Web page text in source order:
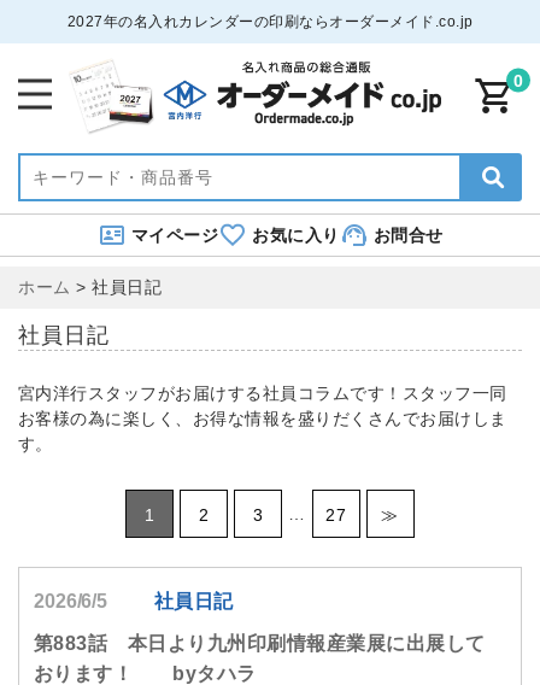
2027年の名入れカレンダーの印刷ならオーダーメイド.co.jp
0
マイページ お気に入り お問合せ
ホーム > 社員日記
社員日記
宮内洋行スタッフがお届けする社員コラムです！スタッフ一同
お客様の為に楽しく、お得な情報を盛りだくさんでお届けしま
す。
1 2 3 … 27 ≫
2026/6/5 社員日記
第883話 本日より九州印刷情報産業展に出展して
おります！ byタハラ